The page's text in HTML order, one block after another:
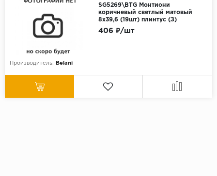
SG5269\BTG Монтиони
коричневый светлый матовый
8х39,6 (19шт) плинтус (З)
Производитель: Belani
406 ₽/шт